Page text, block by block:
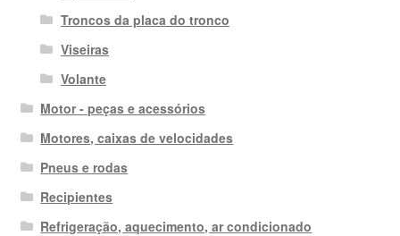
Troncos da placa do tronco
Viseiras
Volante
Motor - peças e acessórios
Motores, caixas de velocidades
Pneus e rodas
Recipientes
Refrigeração, aquecimento, ar condicionado